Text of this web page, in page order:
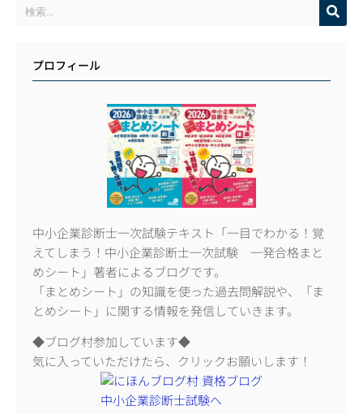
プロフィール
中小企業診断士一次試験テキスト「一目でわかる！覚
えてしまう！中小企業診断士一次試験 一発合格まと
めシート」著者によるブログです。
「まとめシート」の知識を使った過去問解説や、「ま
とめシート」に関する情報を発信していきます。
◆ブログ村参加しています◆
気に入っていただけたら、クリックお願いします！